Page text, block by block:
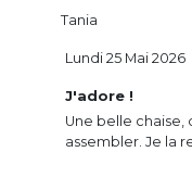
Tania
J'adore !
Une belle chaise,
assembler. Je la
Lundi 25 Mai 2026